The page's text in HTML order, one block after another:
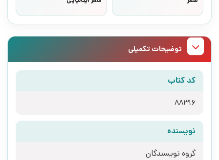
توضیحات تکمیلی
کد کتاب
88316
نویسنده
گروه نویسندگان